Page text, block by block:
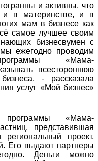
и активны, что
и в материнстве, и в
мам в бизнесе как
самое лучшее своим
бизнесвумен с
ежегодно проводим
«Мама-
всестороннюю
- рассказала
услуг «Мой бизнес»
«Мама-
представившая
проект,
Его выдают партнеры
Деньги можно